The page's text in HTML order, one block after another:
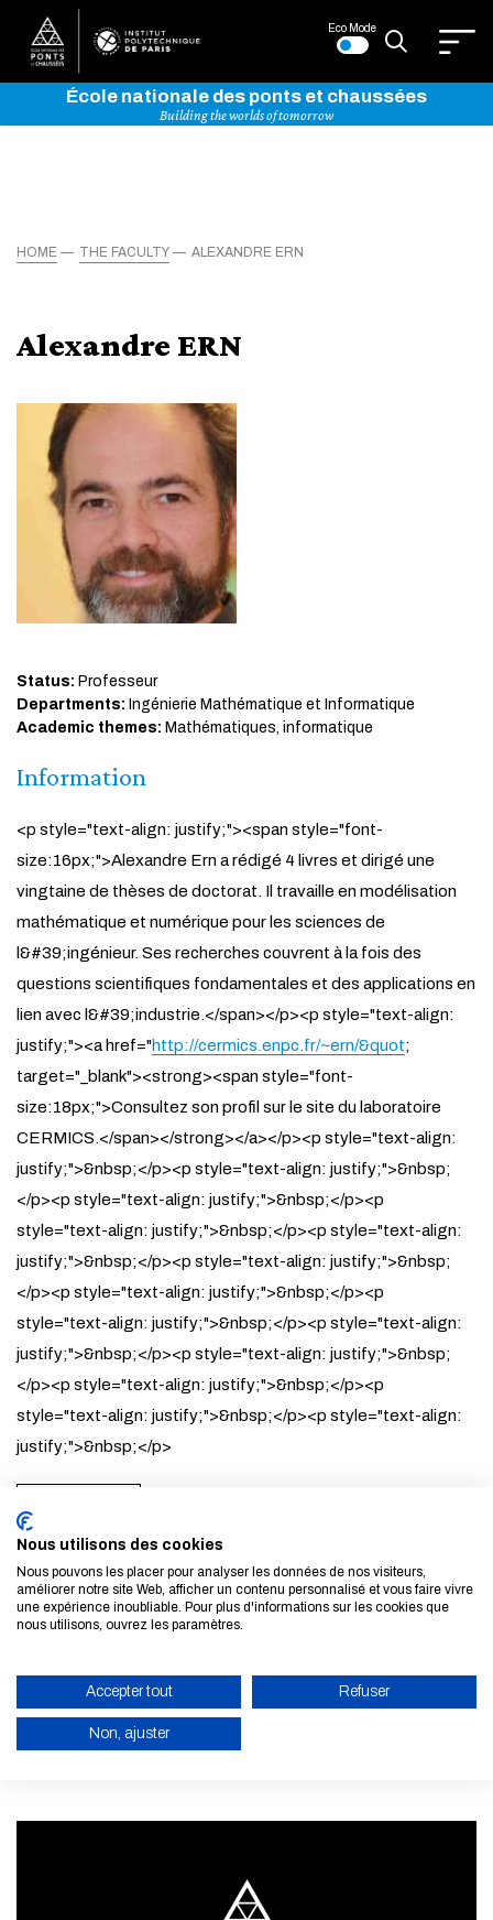
Eco Mode
École nationale des ponts et chaussées
Building the worlds of tomorrow
HOME THE FACULTY ALEXANDRE ERN
Alexandre ERN
Status: Professeur
Departments: Ingénierie Mathématique et Informatique
Academic themes: Mathématiques, informatique
Information
<p style="text-align: justify;"><span style="font-
size:16px;">Alexandre Ern a rédigé 4 livres et dirigé une
vingtaine de thèses de doctorat. Il travaille en modélisation
mathématique et numérique pour les sciences de
l&#39;ingénieur. Ses recherches couvrent à la fois des
questions scientifiques fondamentales et des applications en
lien avec l&#39;industrie.</span></p><p style="text-align:
justify;"><a href="http://cermics.enpc.fr/~ern/&quot;
target="_blank"><strong><span style="font-
size:18px;">Consultez son profil sur le site du laboratoire
CERMICS.</span></strong></a></p><p style="text-align:
justify;">&nbsp;</p><p style="text-align: justify;">&nbsp;
</p><p style="text-align: justify;">&nbsp;</p><p
style="text-align: justify;">&nbsp;</p><p style="text-align:
justify;">&nbsp;</p><p style="text-align: justify;">&nbsp;
</p><p style="text-align: justify;">&nbsp;</p><p
style="text-align: justify;">&nbsp;</p><p style="text-align:
justify;">&nbsp;</p><p style="text-align: justify;">&nbsp;
</p><p style="text-align: justify;">&nbsp;</p><p
style="text-align: justify;">&nbsp;</p><p style="text-align:
justify;">&nbsp;</p>
Nous utilisons des cookies
Nous pouvons les placer pour analyser les données de nos visiteurs,
améliorer notre site Web, afficher un contenu personnalisé et vous faire vivre
une expérience inoubliable. Pour plus d'informations sur les cookies que
nous utilisons, ouvrez les paramètres.
Accepter tout Refuser
Non, ajuster